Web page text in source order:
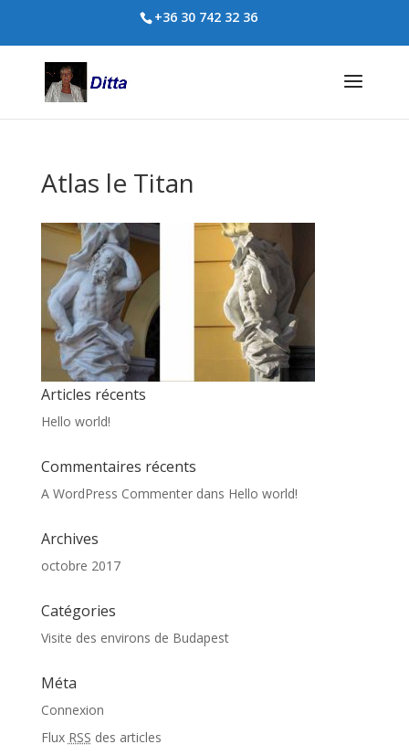
+36 30 742 32 36
Atlas le Titan
Articles récents
Hello world!
Commentaires récents
A WordPress Commenterdans Hello world!
Archives
octobre 2017
Catégories
Visite des environs de Budapest
Méta
Connexion
Flux RSS des articles